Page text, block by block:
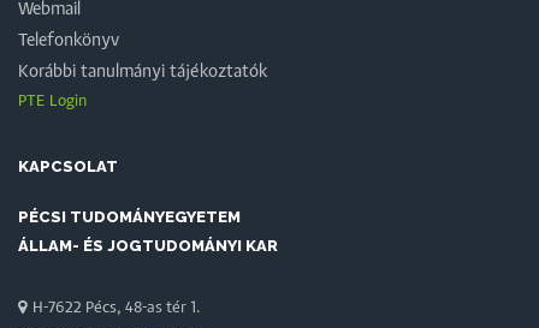
Webmail
Telefonkönyv
Korábbi tanulmányi tájékoztatók
PTE Login
KAPCSOLAT
PÉCSI TUDOMÁNYEGYETEM
ÁLLAM- ÉS JOGTUDOMÁNYI KAR
H-7622 Pécs, 48-as tér 1.